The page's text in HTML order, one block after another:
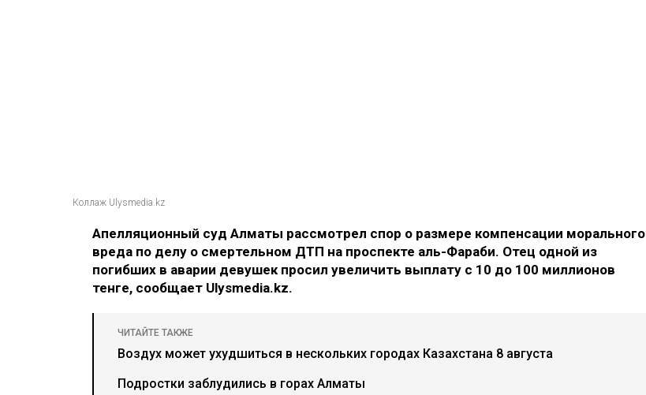
Коллаж Ulysmedia.kz
Апелляционный суд Алматы рассмотрел спор о размере компенсации морального
вреда по делу о смертельном ДТП на проспекте аль-Фараби. Отец одной из
погибших в аварии девушек просил увеличить выплату с 10 до 100 миллионов
тенге, сообщает Ulysmedia.kz.
ЧИТАЙТЕ ТАКЖЕ
Воздух может ухудшиться в нескольких городах Казахстана 8 августа
Подростки заблудились в горах Алматы